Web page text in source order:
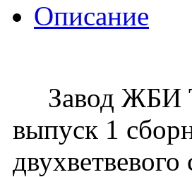
Описание
Завод ЖБИ
выпуск 1